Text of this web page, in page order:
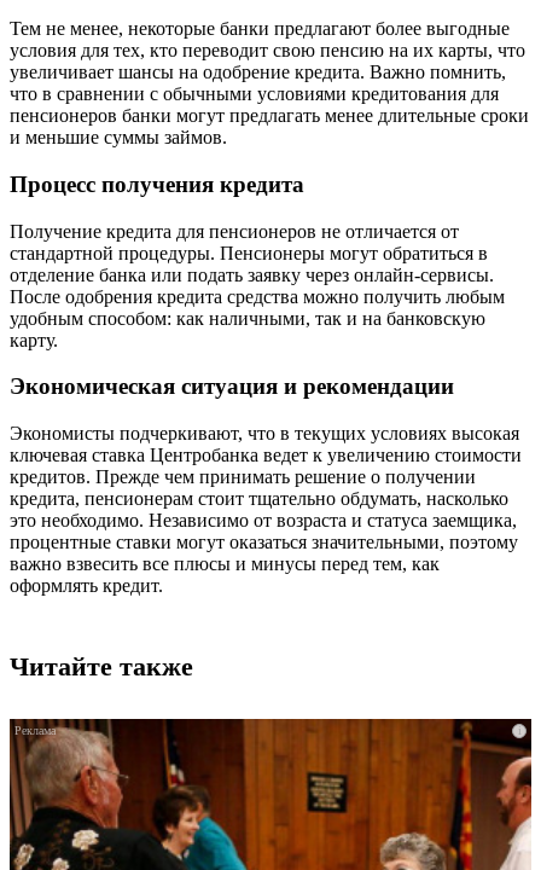
Тем не менее, некоторые банки предлагают более выгодные
условия для тех, кто переводит свою пенсию на их карты, что
увеличивает шансы на одобрение кредита. Важно помнить,
что в сравнении с обычными условиями кредитования для
пенсионеров банки могут предлагать менее длительные сроки
и меньшие суммы займов.
Процесс получения кредита
Получение кредита для пенсионеров не отличается от
стандартной процедуры. Пенсионеры могут обратиться в
отделение банка или подать заявку через онлайн-сервисы.
После одобрения кредита средства можно получить любым
удобным способом: как наличными, так и на банковскую
карту.
Экономическая ситуация и рекомендации
Экономисты подчеркивают, что в текущих условиях высокая
ключевая ставка Центробанка ведет к увеличению стоимости
кредитов. Прежде чем принимать решение о получении
кредита, пенсионерам стоит тщательно обдумать, насколько
это необходимо. Независимо от возраста и статуса заемщика,
процентные ставки могут оказаться значительными, поэтому
важно взвесить все плюсы и минусы перед тем, как
оформлять кредит.
Читайте также
i